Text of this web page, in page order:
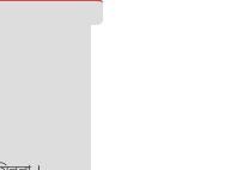
মধ্যেই
জুলাই